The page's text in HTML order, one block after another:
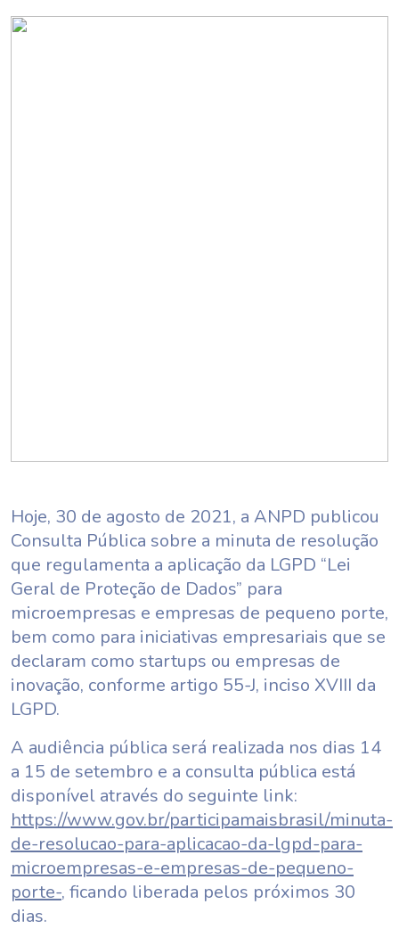
Hoje, 30 de agosto de 2021, a ANPD publicou
Consulta Pública sobre a minuta de resolução
que regulamenta a aplicação da LGPD “Lei
Geral de Proteção de Dados” para
microempresas e empresas de pequeno porte,
bem como para iniciativas empresariais que se
declaram como startups ou empresas de
inovação, conforme artigo 55-J, inciso XVIII da
LGPD.
A audiência pública será realizada nos dias 14
a 15 de setembro e a consulta pública está
disponível através do seguinte link:
https://www.gov.br/participamaisbrasil/minuta-
de-resolucao-para-aplicacao-da-lgpd-para-
microempresas-e-empresas-de-pequeno-
porte-, ficando liberada pelos próximos 30
dias.